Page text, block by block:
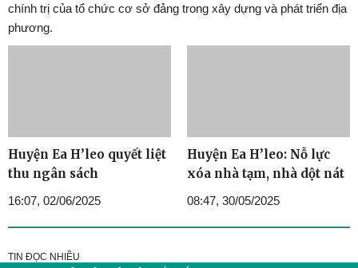
chính trị của tổ chức cơ sở đảng trong xây dựng và phát triển địa
phương.
Huyện Ea H’leo quyết liệt
thu ngân sách
16:07, 02/06/2025
Huyện Ea H’leo: Nỗ lực
xóa nhà tạm, nhà dột nát
08:47, 30/05/2025
TIN ĐỌC NHIỀU